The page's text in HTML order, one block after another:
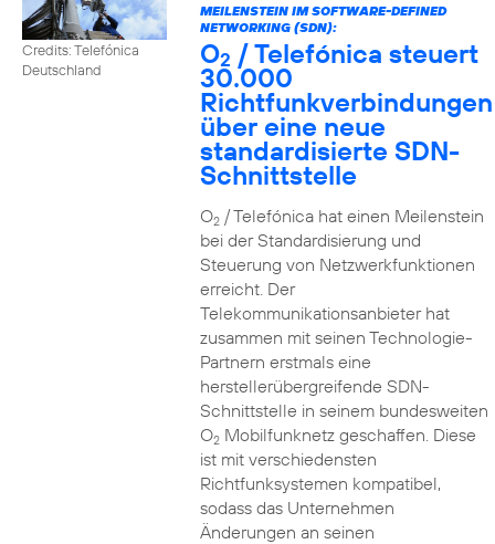
Credits: Telefónica
Deutschland
MEILENSTEIN IM SOFTWARE-DEFINED
NETWORKING (SDN):
O2 / Telefónica steuert
30.000
Richtfunkverbindungen
über eine neue
standardisierte SDN-
Schnittstelle
O2/ Telefónica hat einen Meilenstein
bei der Standardisierung und
Steuerung von Netzwerkfunktionen
erreicht. Der
Telekommunikationsanbieter hat
zusammen mit seinen Technologie-
Partnern erstmals eine
herstellerübergreifende SDN-
Schnittstelle in seinem bundesweiten
O2Mobilfunknetz geschaffen. Diese
ist mit verschiedensten
Richtfunksystemen kompatibel,
sodass das Unternehmen
Änderungen an seinen